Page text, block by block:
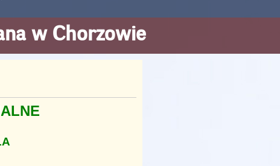
w Chorzowie